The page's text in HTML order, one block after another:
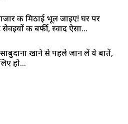
की मिठाई भूल जाइए! घर पर
की बर्फी, स्वाद ऐसा...
साबुदाना खाने से पहले जान लें ये बातें,
हो...